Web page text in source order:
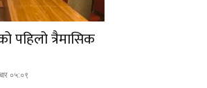
पहिलो त्रैमासिक
०५:०९